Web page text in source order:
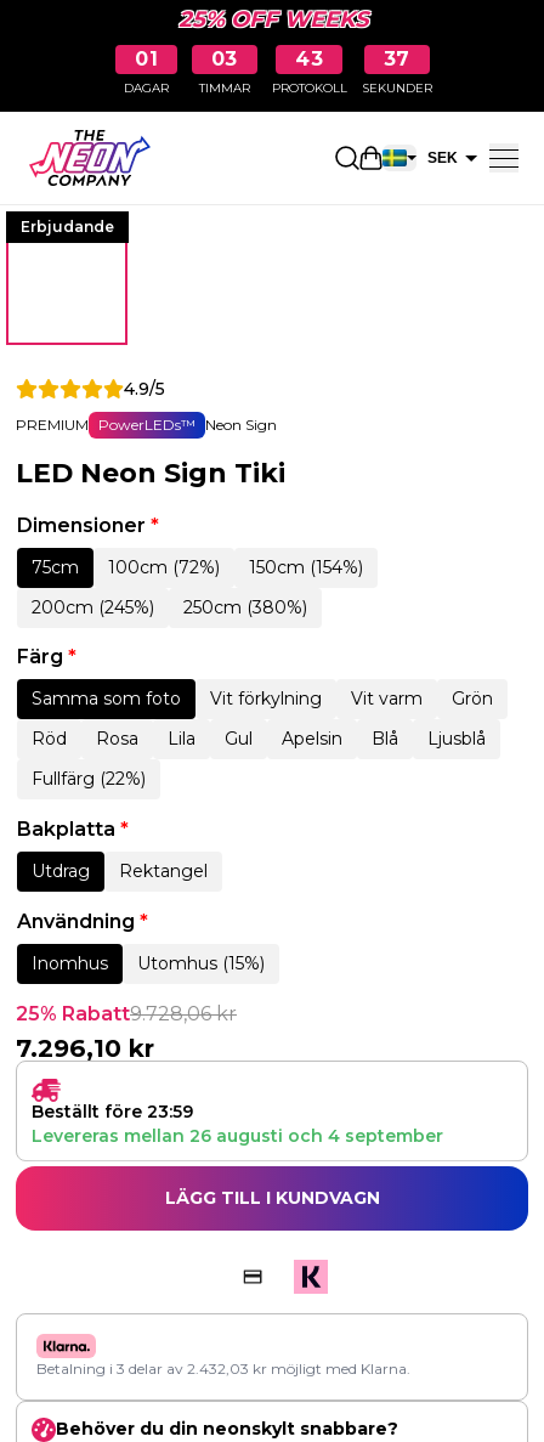
25% OFF WEEKS
01
DAGAR
03
TIMMAR
43
PROTOKOLL
36
SEKUNDER
ÖppnaSEK
Erbjudande
4.9/5
PREMIUM PowerLEDs™ Neon Sign
LED Neon Sign Tiki
Dimensioner *
75cm 100cm (72%)
150cm (154%)
200cm (245%)
250cm (380%)
Färg *
Samma som foto Vit förkylning Vit varm
Grön
Röd
Rosa Lila Gul Apelsin Blå
Ljusblå
Fullfärg (22%)
Bakplatta *
Utdrag Rektangel
Användning *
Inomhus Utomhus (15%)
25% Rabatt9.728,06kr
7.296,10 kr
Beställt före 23:59
Levereras mellan 26 augusti och 4 september
LÄGG TILL I KUNDVAGN
Betalning i 3 delar av 2.432,03 kr möjligt med Klarna.
Behöver du din neonskylt snabbare?